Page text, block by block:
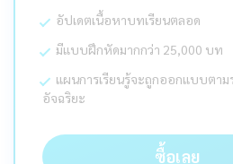
อัปเดตเนื้อหาบทเรียนตลอด
มีแบบฝึกหัดมากกว่า 25,000 บท
แผนการเรียนรู้จะถูกออกแบบตาม
อัจฉริยะ
ซื้อเลย